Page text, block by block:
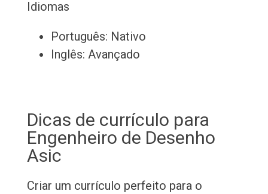
Idiomas
Português: Nativo
Inglês: Avançado
Dicas de currículo para
Engenheiro de Desenho
Asic
Criar um currículo perfeito para o